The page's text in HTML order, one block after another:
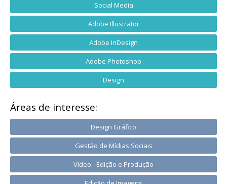
Social Media
Adobe Illustrator
Adobe InDesign
Adobe Photoshop
Design
Áreas de interesse:
Design Gráfico
Gestão de Mídias Sociais
Vídeo - Edição e Produção